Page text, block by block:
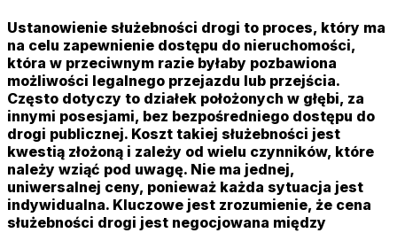
Ustanowienie służebności drogi to proces, który ma
na celu zapewnienie dostępu do nieruchomości,
która w przeciwnym razie byłaby pozbawiona
możliwości legalnego przejazdu lub przejścia.
Często dotyczy to działek położonych w głębi, za
innymi posesjami, bez bezpośredniego dostępu do
drogi publicznej. Koszt takiej służebności jest
kwestią złożoną i zależy od wielu czynników, które
należy wziąć pod uwagę. Nie ma jednej,
uniwersalnej ceny, ponieważ każda sytuacja jest
indywidualna. Kluczowe jest zrozumienie, że cena
służebności drogi jest negocjowana między